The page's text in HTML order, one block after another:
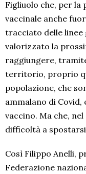
Figliuolo che, per la
vaccinale anche
tracciato delle linee
valorizzato la
raggiungere,
territorio, proprio
popolazione, che
ammalano di Covid,
vaccino. Ma che,
difficoltà a
Così Filippo Anelli,
Federazione